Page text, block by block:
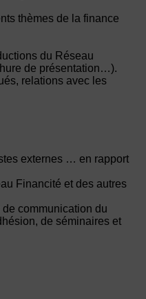
thèmes de la finance
du Réseau
de présentation…).
relations avec les
externes … en rapport
Financité et des autres
communication du
de séminaires et